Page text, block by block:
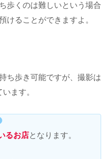
歩くのは難しいという場合
けることができますよ。
ち歩き可能ですが、撮影は
ます。
るお店となります。